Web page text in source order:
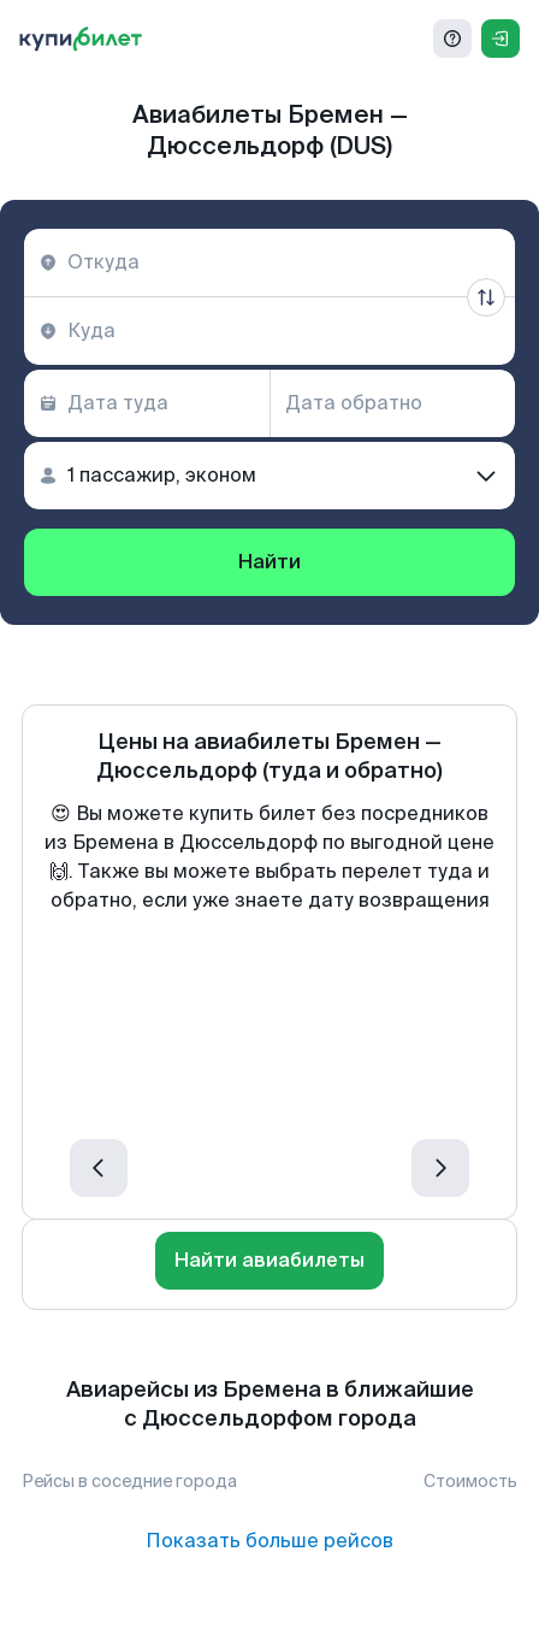
Авиабилеты Бремен —
Дюссельдорф (DUS)
Найти
Цены на авиабилеты Бремен —
Дюссельдорф (туда и обратно)
😍 Вы можете купить билет без посредников
из Бремена в Дюссельдорф по выгодной цене
🙌. Также вы можете выбрать перелет туда и
обратно, если уже знаете дату возвращения
Найти авиабилеты
Авиарейсы из Бремена в ближайшие
с Дюссельдорфом города
Рейсы в соседние города Стоимость
Показать больше рейсов